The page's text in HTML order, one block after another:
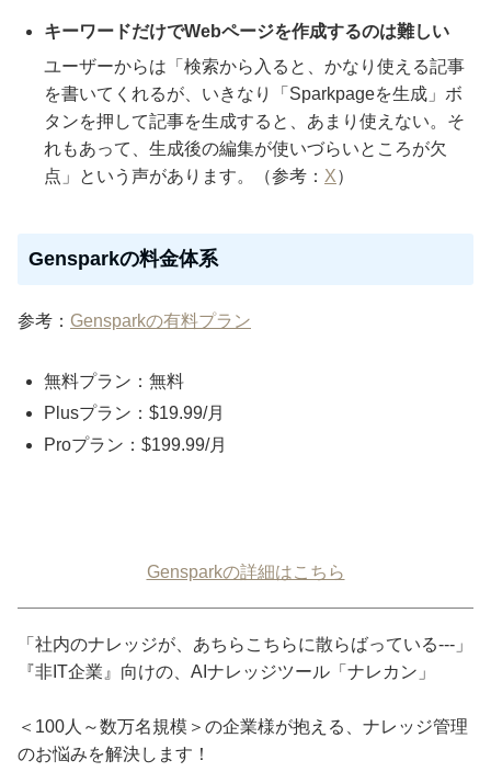
キーワードだけでWebページを作成するのは難しい
ユーザーからは「検索から入ると、かなり使える記事
を書いてくれるが、いきなり「Sparkpageを生成」ボ
タンを押して記事を生成すると、あまり使えない。そ
れもあって、生成後の編集が使いづらいところが欠
点」という声があります。（参考： X）
Gensparkの料金体系
参考： Gensparkの有料プラン
無料プラン：無料
Plusプラン：$19.99/月
Proプラン：$199.99/月
Gensparkの詳細はこちら
「社内のナレッジが、あちらこちらに散らばっている---」
『非IT企業』向けの、AIナレッジツール「ナレカン」
＜100人～数万名規模＞の企業様が抱える、ナレッジ管理
のお悩みを解決します！